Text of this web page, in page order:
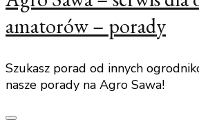
amatorów – porady
Szukasz porad od innych
nasze porady na Agro Sawa!